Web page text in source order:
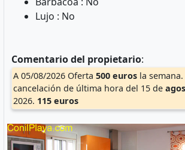
Lujo : No
Comentario del propietario:
A 05/08/2026 Oferta500 euros la
cancelación de última hora del 15 de
2026. 115 euros